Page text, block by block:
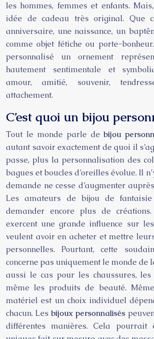
les hommes, femmes et enfants.
idée de cadeau très original. Que
anniversaire, une naissance, un
comme objet fétiche ou porte-
personnalisé un ornement
hautement sentimentale et
amour, amitié, souvenir,
attachement.
C’est quoi un bijou
Tout le monde parle debijou
autant savoir exactement de quoi il
passe, plus la personnalisation des
bagues et boucles d’oreilles évolue. Il
demande ne cesse d’augmenter
Les amateurs de bijou de
demander encore plus de
exercent une grande influence sur
veulent avoir en acheter et mettre
personnelles. Pourtant, cette
concerne pas uniquement le monde de
aussi le cas pour les chaussures,
même les produits de beauté.
matériel est un choix individuel
chacun. Lesbijoux personnalisés
différentes manières. Cela pourrait